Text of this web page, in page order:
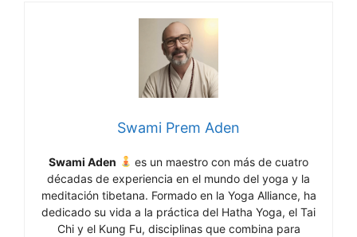
Swami Prem Aden
Swami Aden
es un maestro con más de cuatro
décadas de experiencia en el mundo del yoga y la
meditación tibetana. Formado en la Yoga Alliance, ha
dedicado su vida a la práctica del Hatha Yoga, el Tai
Chi y el Kung Fu, disciplinas que combina para